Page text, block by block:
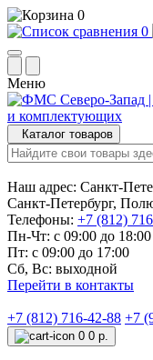
0
0
Меню
Каталог товаров
Наш адрес: Санкт-
Санкт-Петербург,
Телефоны: +7 (812)
Пн-Чт: с 09:00 до 18:00
Пт: с 09:00 до 17:00
Сб, Вс: выходной
Перейти в контакты
+7 (812) 716-42-88 +7
0 0 р.